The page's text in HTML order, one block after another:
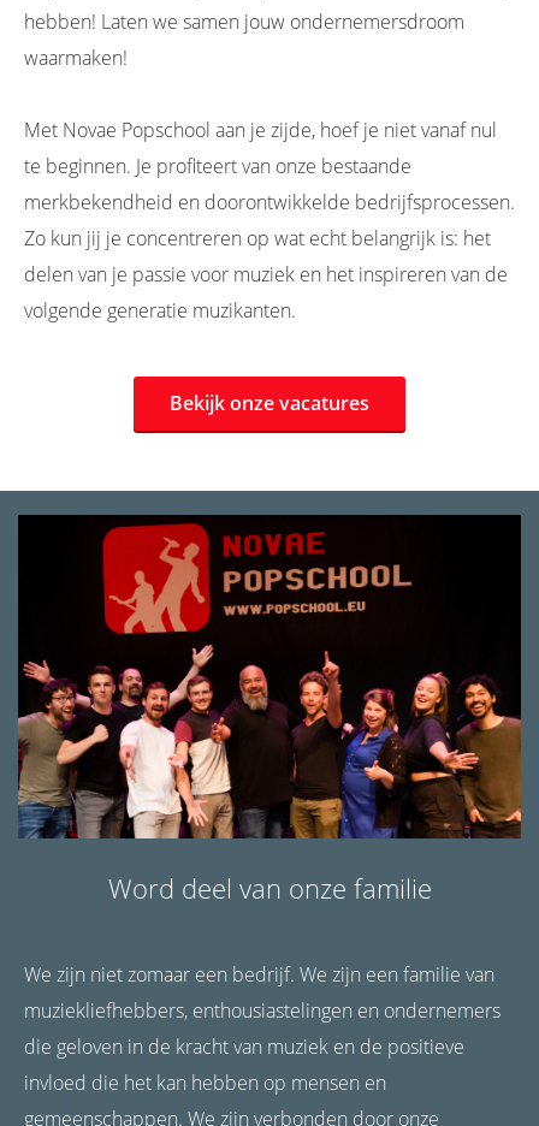
hebben! Laten we samen jouw ondernemersdroom
waarmaken!
Met Novae Popschool aan je zijde, hoef je niet vanaf nul
te beginnen. Je profiteert van onze bestaande
merkbekendheid en doorontwikkelde bedrijfsprocessen.
Zo kun jij je concentreren op wat echt belangrijk is: het
delen van je passie voor muziek en het inspireren van de
volgende generatie muzikanten.
Bekijk onze vacatures
Word deel van onze familie
We zijn niet zomaar een bedrijf. We zijn een familie van
muziekliefhebbers, enthousiastelingen en ondernemers
die geloven in de kracht van muziek en de positieve
invloed die het kan hebben op mensen en
gemeenschappen. We zijn verbonden door onze